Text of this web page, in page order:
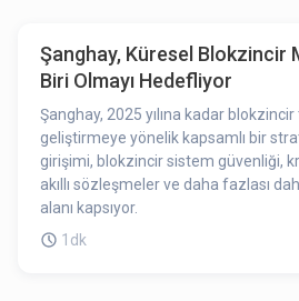
Şanghay, Küresel Blokzincir
Biri Olmayı Hedefliyor
Şanghay, 2025 yılına kadar
geliştirmeye yönelik kapsamlı bir
girişimi, blokzincir sistem güvenliği,
akıllı sözleşmeler ve daha fazlası
alanı kapsıyor.
1dk